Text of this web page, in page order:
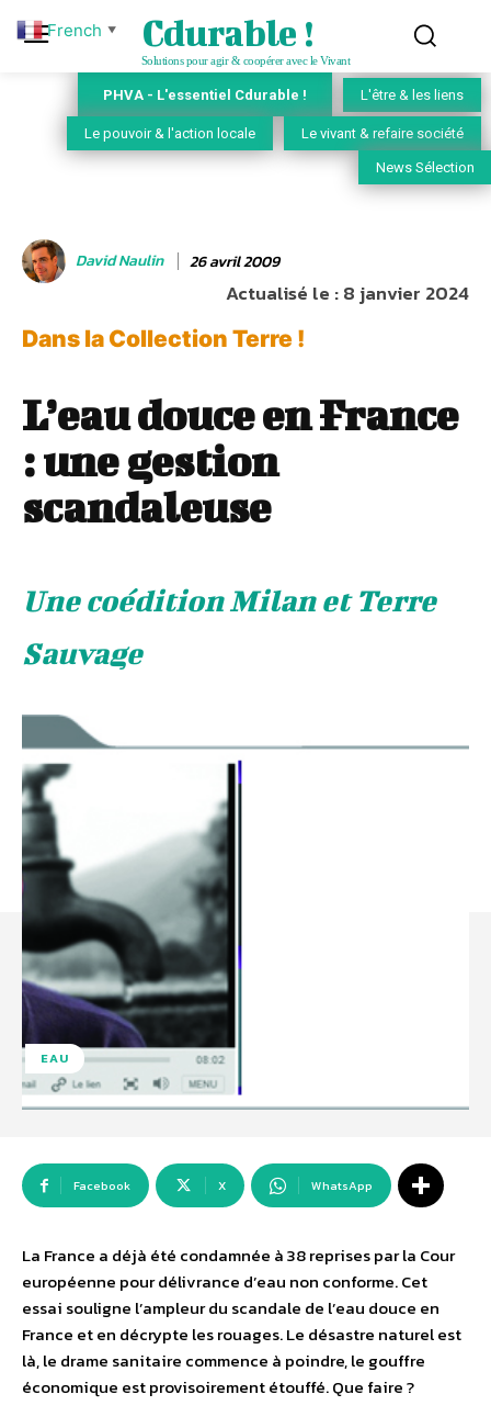
Cdurable !
Solutions pour agir & coopérer avec le Vivant
PHVA - L'essentiel Cdurable ! L'être & les liens
Le pouvoir & l'action locale Le vivant & refaire société
News Sélection
David Naulin 26 avril 2009
Actualisé le :8 janvier 2024
Dans la Collection Terre !
L’eau douce en France
: une gestion
scandaleuse
Une coédition Milan et Terre
Sauvage
EAU
Facebook X WhatsApp
La France a déjà été condamnée à 38 reprises par la Cour
européenne pour délivrance d’eau non conforme. Cet
essai souligne l’ampleur du scandale de l’eau douce en
France et en décrypte les rouages. Le désastre naturel est
là, le drame sanitaire commence à poindre, le gouffre
économique est provisoirement étouffé. Que faire ?
French ▼